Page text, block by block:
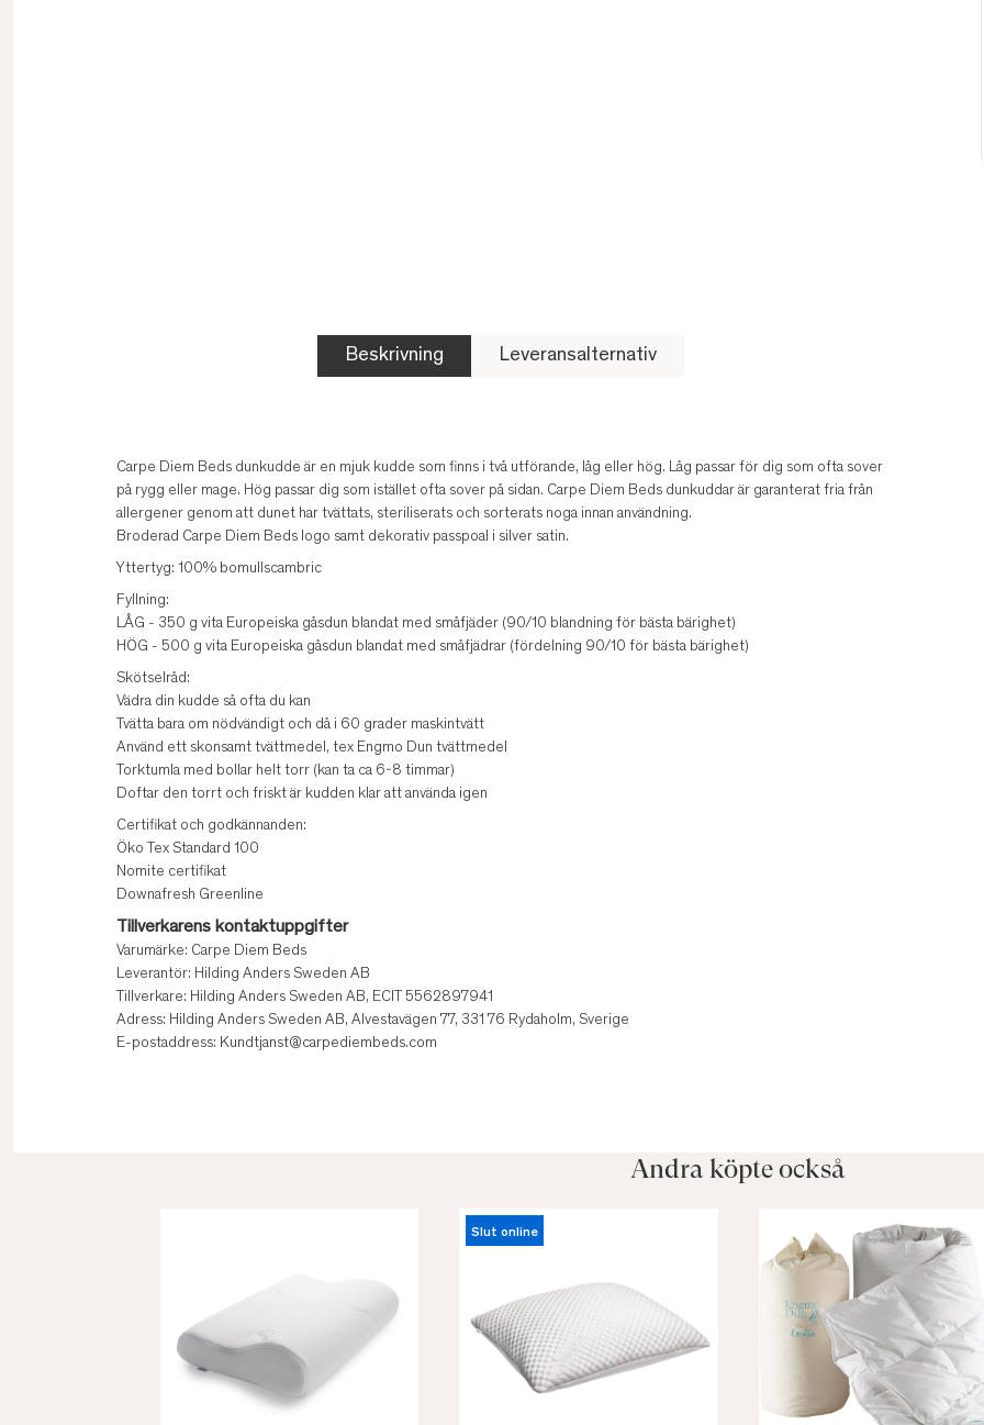
Beskrivning Leveransalternativ
Carpe Diem Beds dunkudde är en mjuk kudde som finns i två utförande, låg eller hög. Låg passar för dig som ofta sover
på rygg eller mage. Hög passar dig som istället ofta sover på sidan. Carpe Diem Beds dunkuddar är garanterat fria från
allergener genom att dunet har tvättats, steriliserats och sorterats noga innan användning.
Broderad Carpe Diem Beds logo samt dekorativ passpoal i silver satin.
Yttertyg: 100% bomullscambric
Fyllning:
LÅG - 350 g vita Europeiska gåsdun blandat med småfjäder (90/10 blandning för bästa bärighet)
HÖG - 500 g vita Europeiska gåsdun blandat med småfjädrar (fördelning 90/10 för bästa bärighet)
Skötselråd:
Vädra din kudde så ofta du kan
Tvätta bara om nödvändigt och då i 60 grader maskintvätt
Använd ett skonsamt tvättmedel, tex Engmo Dun tvättmedel
Torktumla med bollar helt torr (kan ta ca 6-8 timmar)
Doftar den torrt och friskt är kudden klar att använda igen
Certifikat och godkännanden:
Öko Tex Standard 100
Nomite certifikat
Downafresh Greenline
Tillverkarens kontaktuppgifter
Varumärke: Carpe Diem Beds
Leverantör: Hilding Anders Sweden AB
Tillverkare: Hilding Anders Sweden AB, ECIT 5562897941
Adress: Hilding Anders Sweden AB, Alvestavägen 77, 331 76 Rydaholm, Sverige
E-postaddress: Kundtjanst@carpediembeds.com
Andra köpte också
Slut online